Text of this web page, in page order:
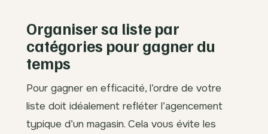
Organiser sa liste par
catégories pour gagner du
temps
Pour gagner en efficacité, l’ordre de votre
liste doit idéalement refléter l’agencement
typique d’un magasin. Cela vous évite les